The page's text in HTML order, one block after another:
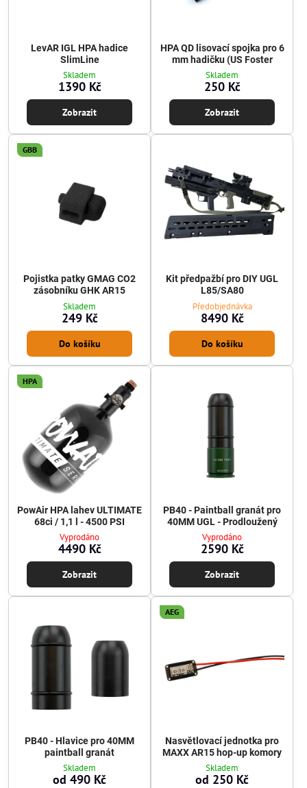
LevAR IGL HPA hadice
SlimLine
Skladem
1390 Kč
Zobrazit
HPA QD lisovací spojka pro 6
mm hadičku (US Foster
Skladem
250 Kč
Zobrazit
GBB
Pojistka patky GMAG CO2
zásobníku GHK AR15
Skladem
249 Kč
Do košíku
Kit předpažbí pro DIY UGL
L85/SA80
Předobjednávka
8490 Kč
Do košíku
HPA
PowAir HPA lahev ULTIMATE
68ci / 1,1 l - 4500 PSI
Vyprodáno
4490 Kč
Zobrazit
PB40 - Paintball granát pro
40MM UGL - Prodloužený
Vyprodáno
2590 Kč
Zobrazit
PB40 - Hlavice pro 40MM
paintball granát
Skladem
od 490 Kč
AEG
Nasvětlovací jednotka pro
MAXX AR15 hop-up komory
Skladem
od 250 Kč